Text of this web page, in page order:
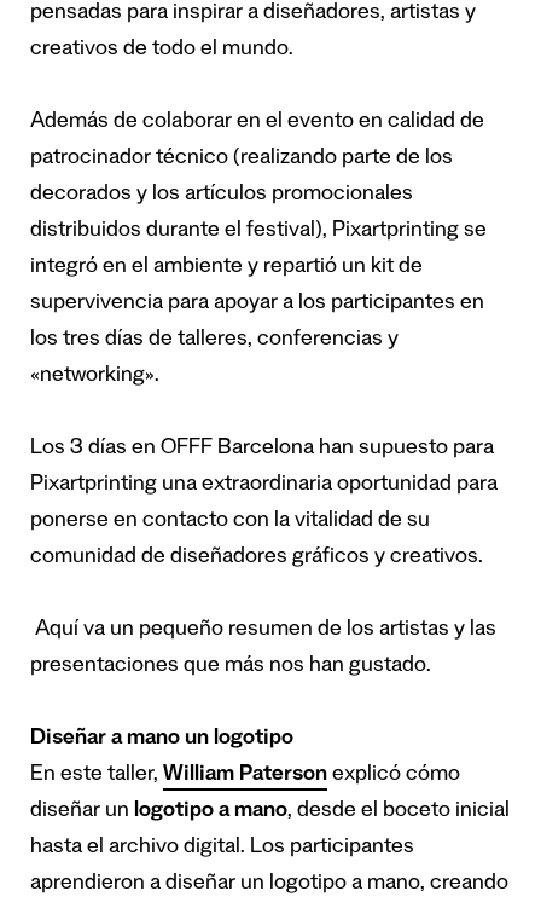
pensadas para inspirar a diseñadores, artistas y
creativos de todo el mundo.
Además de colaborar en el evento en calidad de
patrocinador técnico (realizando parte de los
decorados y los artículos promocionales
distribuidos durante el festival), Pixartprinting se
integró en el ambiente y repartió un kit de
supervivencia para apoyar a los participantes en
los tres días de talleres, conferencias y
«networking».
Los 3 días en OFFF Barcelona han supuesto para
Pixartprinting una extraordinaria oportunidad para
ponerse en contacto con la vitalidad de su
comunidad de diseñadores gráficos y creativos.
Aquí va un pequeño resumen de los artistas y las
presentaciones que más nos han gustado.
Diseñar a mano un logotipo
En este taller, William Paterson explicó cómo
diseñar un logotipo a mano, desde el boceto inicial
hasta el archivo digital. Los participantes
aprendieron a diseñar un logotipo a mano, creando